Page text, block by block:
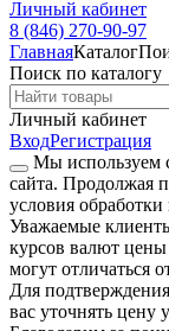
Личный кабинет
8 (846) 270-90-97
ГлавнаяКаталог
Поиск по каталогу
Личный кабинет
ВходРегистрация
Мы используем
сайта. Продолжая
условия
Уважаемые
курсов валют
могут отличаться
Для
вас уточнять цену